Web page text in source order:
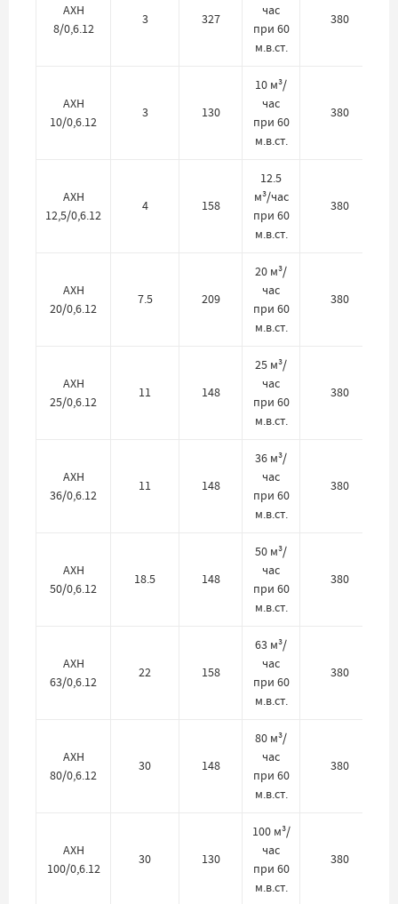
АХН
8/0,6.12
3 327
час
при 60
м.в.ст.
380
АХН
10/0,6.12
3 130
10 м³/
час
при 60
м.в.ст.
380
АХН
12,5/0,6.12
4 158
12.5
м³/час
при 60
м.в.ст.
380
АХН
20/0,6.12
7.5 209
20 м³/
час
при 60
м.в.ст.
380
АХН
25/0,6.12
11 148
25 м³/
час
при 60
м.в.ст.
380
АХН
36/0,6.12
11 148
36 м³/
час
при 60
м.в.ст.
380
АХН
50/0,6.12
18.5 148
50 м³/
час
при 60
м.в.ст.
380
АХН
63/0,6.12
22 158
63 м³/
час
при 60
м.в.ст.
380
АХН
80/0,6.12
30 148
80 м³/
час
при 60
м.в.ст.
380
АХН
100/0,6.12
30 130
100 м³/
час
при 60
м.в.ст.
380